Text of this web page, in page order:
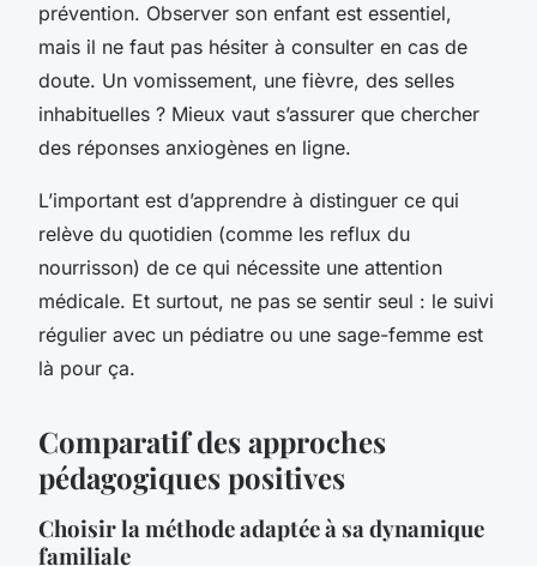
prévention. Observer son enfant est essentiel,
mais il ne faut pas hésiter à consulter en cas de
doute. Un vomissement, une fièvre, des selles
inhabituelles ? Mieux vaut s’assurer que chercher
des réponses anxiogènes en ligne.
L’important est d’apprendre à distinguer ce qui
relève du quotidien (comme les reflux du
nourrisson) de ce qui nécessite une attention
médicale. Et surtout, ne pas se sentir seul : le suivi
régulier avec un pédiatre ou une sage-femme est
là pour ça.
Comparatif des approches
pédagogiques positives
Choisir la méthode adaptée à sa dynamique
familiale